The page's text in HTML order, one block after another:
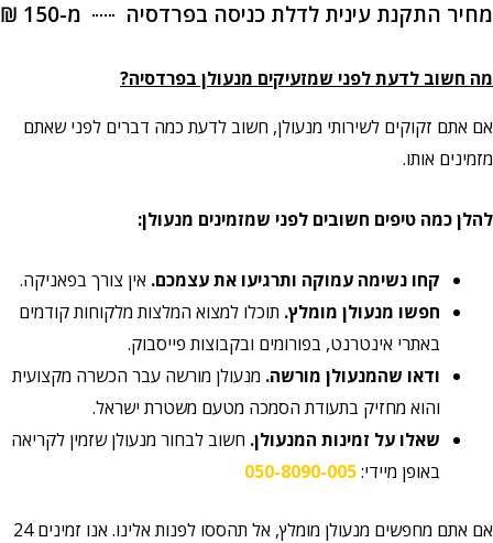
מחיר התקנת עינית לדלת כניסה בפרדסיה מ-150 ₪
מה חשוב לדעת לפני שמזעיקים מנעולן בפרדסיה?
אם אתם זקוקים לשירותי מנעולן, חשוב לדעת כמה דברים לפני שאתם
מזמינים אותו.
להלן כמה טיפים חשובים לפני שמזמינים מנעולן:
קחו נשימה עמוקה ותרגיעו את עצמכם. אין צורך בפאניקה.
חפשו מנעולן מומלץ. תוכלו למצוא המלצות מלקוחות קודמים
באתרי אינטרנט, בפורומים ובקבוצות פייסבוק.
ודאו שהמנעולן מורשה. מנעולן מורשה עבר הכשרה מקצועית
והוא מחזיק בתעודת הסמכה מטעם משטרת ישראל.
שאלו על זמינות המנעולן. חשוב לבחור מנעולן שזמין לקריאה
באופן מיידי:050-8090-005
אם אתם מחפשים מנעולן מומלץ, אל תהססו לפנות אלינו. אנו זמינים 24